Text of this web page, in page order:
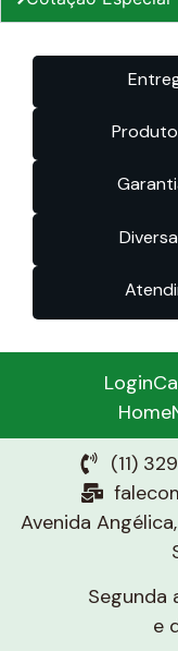
Login
Home
(11)
Avenida
Segunda
e